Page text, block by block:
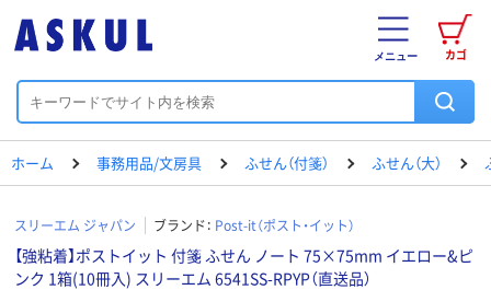
カゴ
メニュー
ホーム 事務用品/文房具 ふせん（付箋） ふせん（大）
スリーエム ジャパン ブランド： Post-it（ポスト・イット）
【強粘着】ポストイット 付箋 ふせん ノート 75×75mm イエロー&ピ
ンク 1箱(10冊入) スリーエム 6541SS-RPYP（直送品）